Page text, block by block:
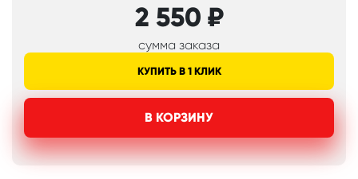
2 550 ₽
сумма заказа
КУПИТЬ В 1 КЛИК
В КОРЗИНУ